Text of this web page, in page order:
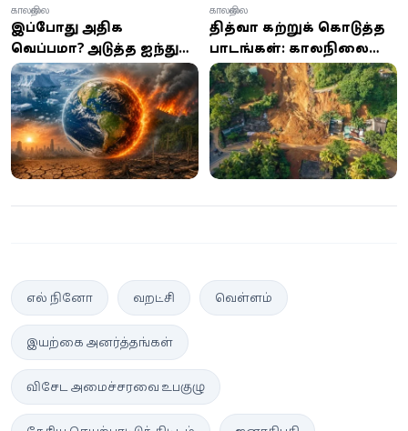
இப்போது அதிக
வெப்பமா? அடுத்த ஐந்து
ஆண்டுகள் இந்த
சாதனைகளை
தகர்க்கும்:
அதிர்ச்சியளிக்கும்
ஐ.நா.வின் எச்சரிக்கை
காலநிலை
தித்வா கற்றுக் கொடுத்த
பாடங்கள்: காலநிலை
மாற்றமும் மனித
நடத்தையின்
விளைவுகளும்
காலநிலை
எல் நினோ வறட்சி வெள்ளம்
இயற்கை அனர்த்தங்கள்
விசேட அமைச்சரவை உபகுழு